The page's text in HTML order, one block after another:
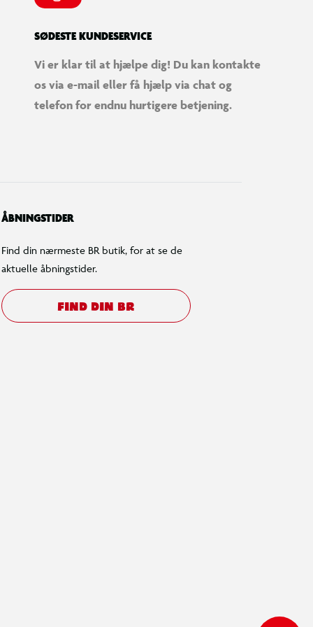
SØDESTE KUNDESERVICE
Vi er klar til at hjælpe dig! Du kan kontakte
os via e-mail eller få hjælp via chat og
telefon for endnu hurtigere betjening.
ÅBNINGSTIDER
Find din nærmeste BR butik, for at se de
aktuelle åbningstider.
FIND DIN BR